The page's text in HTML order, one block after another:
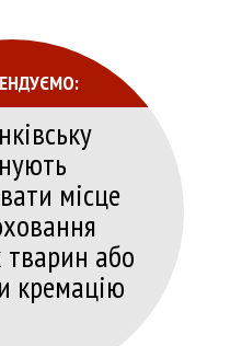
місце
або
кремацію